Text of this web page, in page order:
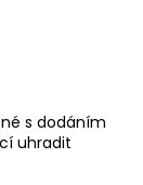
s dodáním
uhradit